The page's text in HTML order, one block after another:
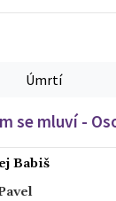
Úmrtí
se mluví -
Babiš